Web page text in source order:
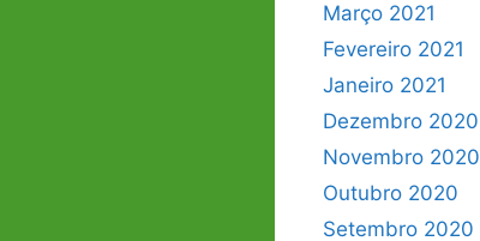
Março 2021
Fevereiro 2021
Janeiro 2021
Dezembro 2020
Novembro 2020
Outubro 2020
Setembro 2020